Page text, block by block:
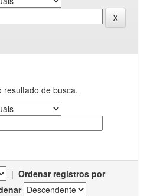
resultado de busca.
| Ordenar registros por